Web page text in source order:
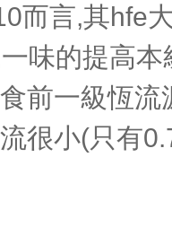
而言,其hfe
味的提高
前一級恆
很小(只有